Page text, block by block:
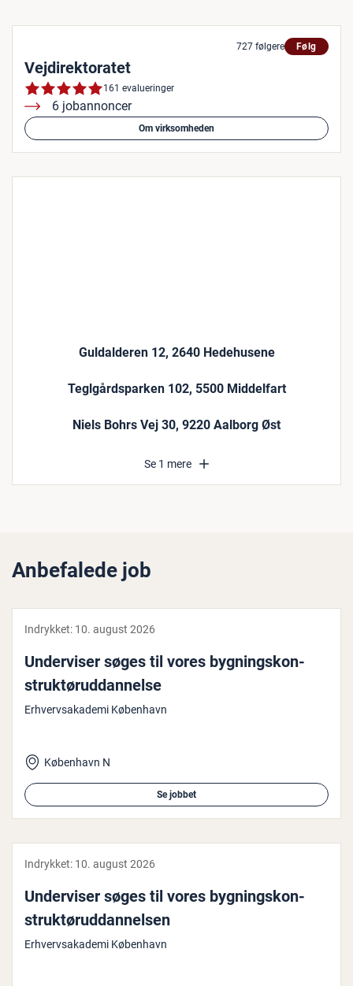
727 følgere Følg
Vejdirektoratet
161 evalueringer
6 jobannoncer
Om virksomheden
Guldalderen 12, 2640 Hedehusene
Teglgårdsparken 102, 5500 Middelfart
Niels Bohrs Vej 30, 9220 Aalborg Øst
Se 1 mere
Anbefalede job
Indrykket: 10. august 2026
Un­der­vi­ser søges til vores byg­nings­kon­
struk­tør­ud­dan­nel­se
Erhvervsakademi København
København N
Se jobbet
Indrykket: 10. august 2026
Un­der­vi­ser søges til vores byg­nings­kon­
struk­tør­ud­dan­nel­sen
Erhvervsakademi København